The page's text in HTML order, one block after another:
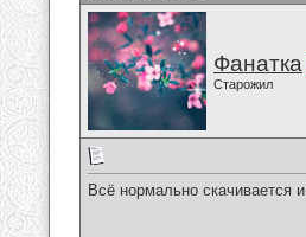
Фанатка
Старожил
Всё нормально скачивается